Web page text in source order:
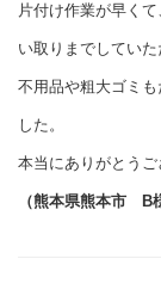
片付け作業が早く
い取りまでしていた
不用品や粗大ゴミ
した。
本当にありがとうご
（熊本県熊本市 B